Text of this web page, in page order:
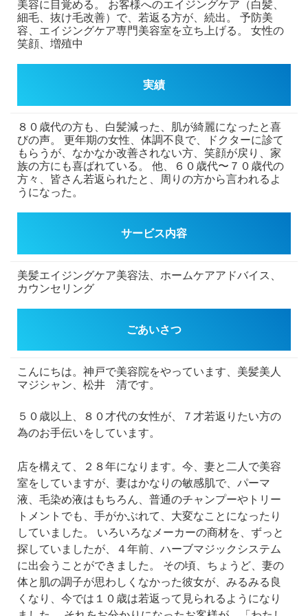
美容に目覚める。
お客様へのエイジングケア（白髪、
細毛、抜け毛改善）で、若返る方が、続出。
予防美
容、エイジングケア専門美容室を立ち上げる。
女性の
笑顔、増殖中
実績
８０歳代の方も、白髪減った、肌が綺麗になったと喜
びの声。
更年期の女性、体調不良で、ドクターに診て
もらうが、なかなか改善されない方、笑顔が戻り、家
族の方にも喜ばれている。
他、６０歳代〜７０歳代の
方々、皆さん若返られたと、周りの方から言われるよ
うになった。
サービス内容
美髪エイジングケア美容法、ホームケアアドバイス、
カウンセリング
ごあいさつ
こんにちは。神戸で美容院をやっています、美髪美人
マジシャン、松井 清です。
５０歳以上、８０才代の女性が、７才若返りたい方の
為のお手伝いをしています。
店を構えて、２８年になります。今、妻と二人で美容
室をしていますが、妻はかなりの敏感肌で、パーマ
液、毛染め液はもちろん、普通のチャンプーやトリー
トメントでも、手がかぶれて、大変なことになったり
していました。
いろいろなメーカーの商材を、ずっと
探していましたが、４年前、ハーブマジックシステム
に出会うことができました。
その頃、ちょうど、妻の
体と肌の調子が思わしくなかった彼女が、みるみる良
くなり、今では１０歳は若返って見られるようになり